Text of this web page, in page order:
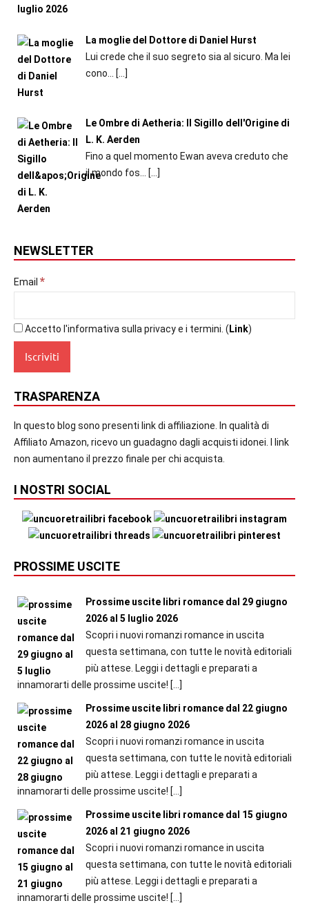
La moglie del Dottore di Daniel Hurst
Lui crede che il suo segreto sia al sicuro. Ma lei
cono...
[…]
Le Ombre di Aetheria: Il Sigillo dell'Origine di
L. K. Aerden
Fino a quel momento Ewan aveva creduto che
il mondo fos... […]
NEWSLETTER
Email *
Accetto l'informativa sulla privacy e i termini. (Link)
TRASPARENZA
In questo blog sono presenti link di affiliazione. In qualità di
Affiliato Amazon, ricevo un guadagno dagli acquisti idonei. I link
non aumentano il prezzo finale per chi acquista.
I NOSTRI SOCIAL
PROSSIME USCITE
Prossime uscite libri romance dal 29 giugno
2026 al 5 luglio 2026
Scopri i nuovi romanzi romance in uscita
questa settimana, con tutte le novità editoriali
più attese. Leggi i dettagli e preparati a
innamorarti delle prossime uscite! […]
Prossime uscite libri romance dal 22 giugno
2026 al 28 giugno 2026
Scopri i nuovi romanzi romance in uscita
questa settimana, con tutte le novità editoriali
più attese. Leggi i dettagli e preparati a
innamorarti delle prossime uscite! […]
Prossime uscite libri romance dal 15 giugno
2026 al 21 giugno 2026
Scopri i nuovi romanzi romance in uscita
questa settimana, con tutte le novità editoriali
più attese. Leggi i dettagli e preparati a
innamorarti delle prossime uscite! […]